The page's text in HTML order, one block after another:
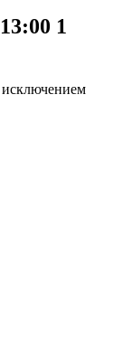
1
исключением